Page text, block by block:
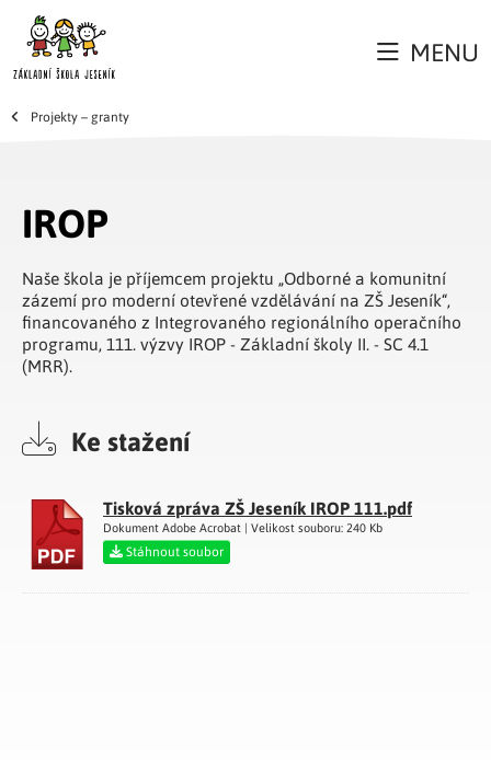
MENU
Projekty – granty
IROP
Naše škola je příjemcem projektu „Odborné a komunitní
zázemí pro moderní otevřené vzdělávání na ZŠ Jeseník“,
financovaného z Integrovaného regionálního operačního
programu, 111. výzvy IROP - Základní školy II. - SC 4.1
(MRR).
Ke stažení
Tisková zpráva ZŠ Jeseník IROP 111.pdf
Dokument Adobe Acrobat | Velikost souboru: 240 Kb
Stáhnout soubor